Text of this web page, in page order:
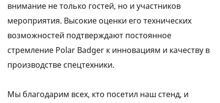
внимание не только гостей, но и участников
мероприятия. Высокие оценки его технических
возможностей подтверждают постоянное
стремление Polar Badger к инновациям и качеству в
производстве спецтехники.
Мы благодарим всех, кто посетил наш стенд, и